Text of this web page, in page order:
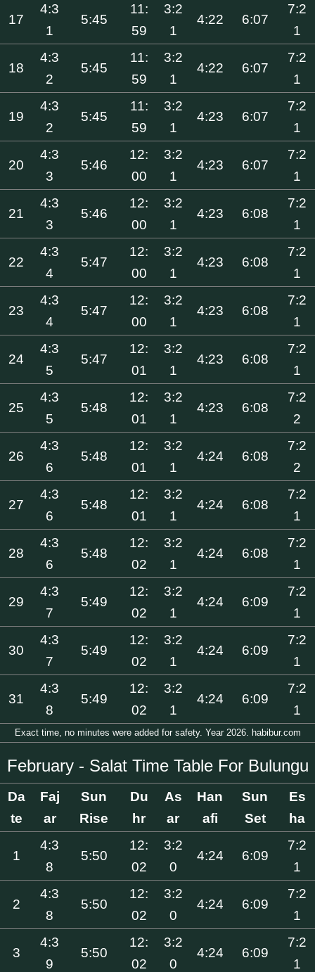
17
4:3
1
5:45
11:
59
3:2
1
4:22 6:07
7:2
1
18
4:3
2
5:45
11:
59
3:2
1
4:22 6:07
7:2
1
19
4:3
2
5:45
11:
59
3:2
1
4:23 6:07
7:2
1
20
4:3
3
5:46
12:
00
3:2
1
4:23 6:07
7:2
1
21
4:3
3
5:46
12:
00
3:2
1
4:23 6:08
7:2
1
22
4:3
4
5:47
12:
00
3:2
1
4:23 6:08
7:2
1
23
4:3
4
5:47
12:
00
3:2
1
4:23 6:08
7:2
1
24
4:3
5
5:47
12:
01
3:2
1
4:23 6:08
7:2
1
25
4:3
5
5:48
12:
01
3:2
1
4:23 6:08
7:2
2
26
4:3
6
5:48
12:
01
3:2
1
4:24 6:08
7:2
2
27
4:3
6
5:48
12:
01
3:2
1
4:24 6:08
7:2
1
28
4:3
6
5:48
12:
02
3:2
1
4:24 6:08
7:2
1
29
4:3
7
5:49
12:
02
3:2
1
4:24 6:09
7:2
1
30
4:3
7
5:49
12:
02
3:2
1
4:24 6:09
7:2
1
31
4:3
8
5:49
12:
02
3:2
1
4:24 6:09
7:2
1
Exact time, no minutes were added for safety. Year 2026. habibur.com
February - Salat Time Table For Bulungu
Da
te
Faj
ar
Sun
Rise
Du
hr
As
ar
Han
afi
Sun
Set
Es
ha
1
4:3
8
5:50
12:
02
3:2
0
4:24 6:09
7:2
1
2
4:3
8
5:50
12:
02
3:2
0
4:24 6:09
7:2
1
3
4:3
9
5:50
12:
02
3:2
0
4:24 6:09
7:2
1